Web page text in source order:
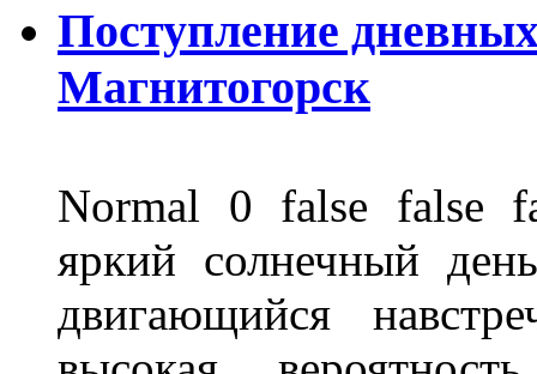
Поступление
Магнитогорск
Normal 0 false false
яркий солнечный
двигающийся